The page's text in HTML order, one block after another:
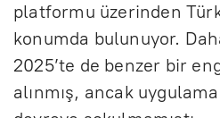
platformu üzerinden
konumda bulunuyor.
2025’te de benzer bir
alınmış, ancak